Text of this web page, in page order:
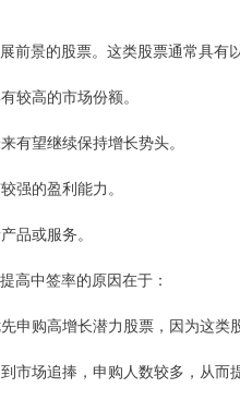
前景的股票。这类股票通常具有
较高的市场份额。
有望继续保持增长势头。
强的盈利能力。
品或服务。
高中签率的原因在于：
申购高增长潜力股票，因为这类
市场追捧，申购人数较多，从而